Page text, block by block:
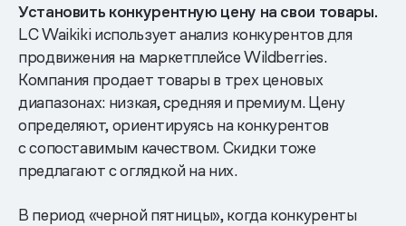
Установить конкурентную цену на свои товары.
LC Waikiki использует анализ конкурентов для
продвижения на маркетплейсе Wildberries.
Компания продает товары в трех ценовых
диапазонах: низкая, средняя и премиум. Цену
определяют, ориентируясь на конкурентов
с сопоставимым качеством. Скидки тоже
предлагают с оглядкой на них.
В период «черной пятницы», когда конкуренты